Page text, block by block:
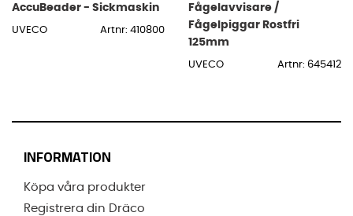
AccuBeader - Sickmaskin
UVECO Artnr: 410800
Fågelavvisare /
Fågelpiggar Rostfri
125mm
UVECO Artnr: 645412
INFORMATION
Köpa våra produkter
Registrera din Dräco